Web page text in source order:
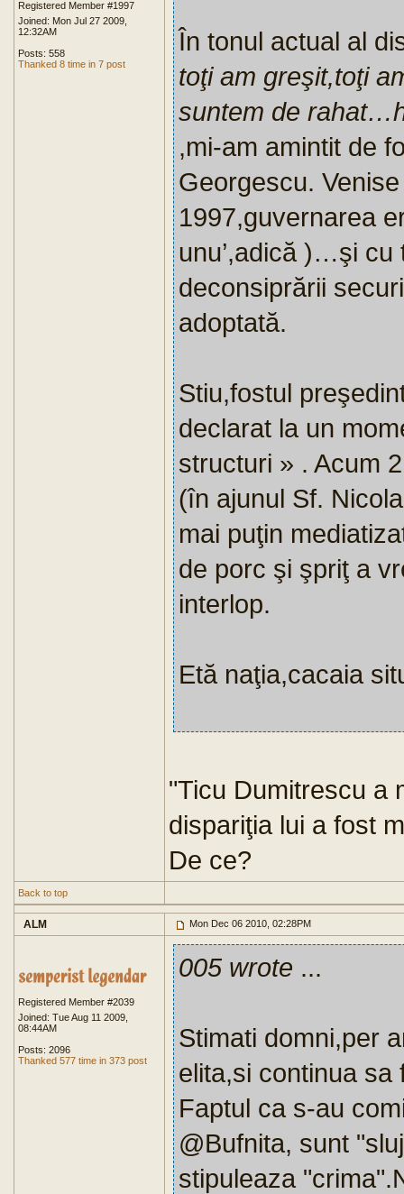
Registered Member #1997
Joined: Mon Jul 27 2009,
12:32AM
Posts: 558
Thanked 8 time in 7 post
În tonul actual al
toţi am greşit,toţi
suntem de
,mi-am amintit de
Georgescu.
1997,guvernarea
unu’,adică )…şi cu
deconsiprării
adoptată.
Stiu,fostul
declarat la un
structuri » . Acum
(în ajunul Sf.
mai puţin
de porc şi şpriţ a
interlop.
Etă naţia,cacaia
"Ticu Dumitrescu a
dispariţia lui a fost
De ce?
Back to top
ALM Mon Dec 06 2010, 02:28PM
Registered Member #2039
Joined: Tue Aug 11 2009,
08:44AM
Posts: 2096
Thanked 577 time in 373 post
005 wrote ...
Stimati domni,per
elita,si continua sa
Faptul ca s-au
@Bufnita, sunt
stipuleaza